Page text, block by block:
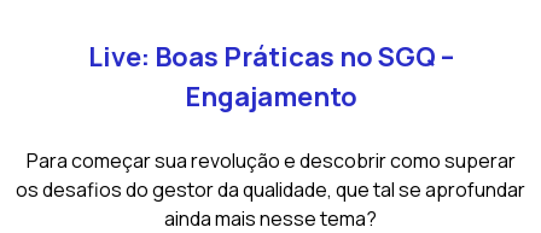
Live: Boas Práticas no SGQ –
Engajamento
Para começar sua revolução e descobrir como superar
os desafios do gestor da qualidade, que tal se aprofundar
ainda mais nesse tema?